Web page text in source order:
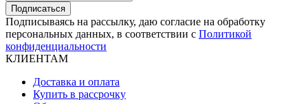
Подписаться
Подписываясь на рассылку, даю согласие на обработку
персональных данных, в соответствии с Политикой
конфиденциальности
КЛИЕНТАМ
Доставка и оплата
Купить в рассрочку